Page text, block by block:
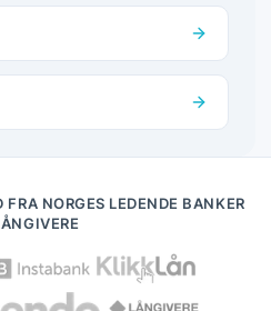
NORGES LEDENDE BANKER